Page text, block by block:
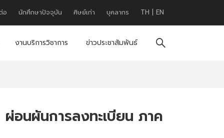
อ นักศึกษาปัจจุบัน ศิษย์เก่า บุคลากร TH | EN
งานบริการวิชาการ ข่าวประชาสัมพันธ์
อนผันการลงทะเบียน ภาค